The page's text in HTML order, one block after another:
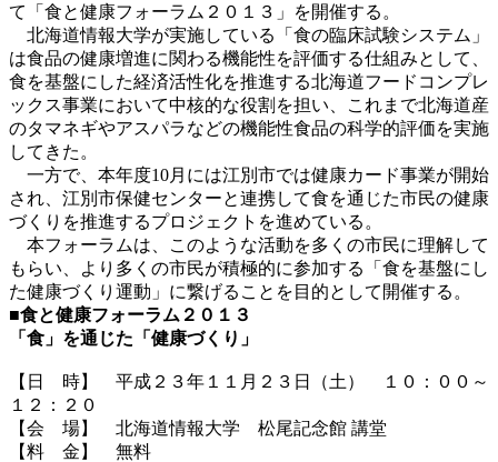
て「食と健康フォーラム２０１３」を開催する。
北海道情報大学が実施している「食の臨床試験システム」
は食品の健康増進に関わる機能性を評価する仕組みとして、
食を基盤にした経済活性化を推進する北海道フードコンプレ
ックス事業において中核的な役割を担い、これまで北海道産
のタマネギやアスパラなどの機能性食品の科学的評価を実施
してきた。
一方で、本年度10月には江別市では健康カード事業が開始
され、江別市保健センターと連携して食を通じた市民の健康
づくりを推進するプロジェクトを進めている。
本フォーラムは、このような活動を多くの市民に理解して
もらい、より多くの市民が積極的に参加する「食を基盤にし
た健康づくり運動」に繋げることを目的として開催する。
■食と健康フォーラム２０１３
「食」を通じた「健康づくり」
【日 時】 平成２３年１１月２３日（土） １０：００～
１２：２０
【会 場】 北海道情報大学 松尾記念館 講堂
【料 金】 無料